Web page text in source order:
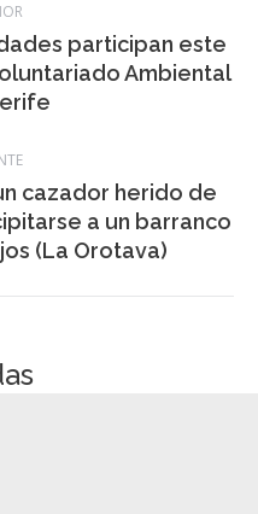
participan este
Ambiental
cazador herido de
a un barranco
(La Orotava)